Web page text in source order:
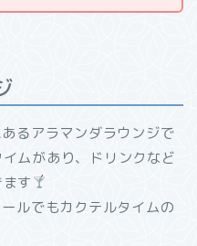
るアラマンダラウンジで
ムがあり、ドリンクなど
す
ルでもカクテルタイムの